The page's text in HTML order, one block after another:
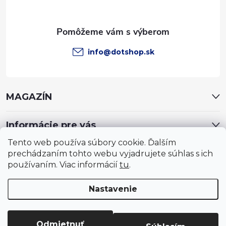
Tento web používa súbory cookie. Ďalším
prechádzaním tohto webu vyjadrujete súhlas s ich
používaním. Viac informácií tu.
Nastavenie
info@dotshop.sk
MAGAZÍN
Informácie pre vás
Copyright 2026DotShop - všetko pre záhradu, dom, chovateľa,
. Všetky práva vyhradené.Upraviť nastavenie cookies